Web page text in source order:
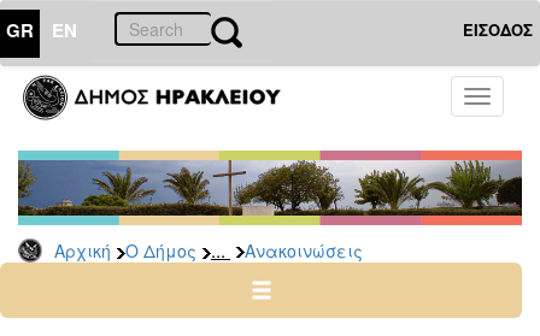
GR EN ΕΙΣΟΔΟΣ
Toggle
Αρχική Ο Δήμος ... Ανακοινώσεις
ΔΗΜΟΣ
Υπηρεσίες
Φορείς
Δημοτικές
Υπηρεσίες